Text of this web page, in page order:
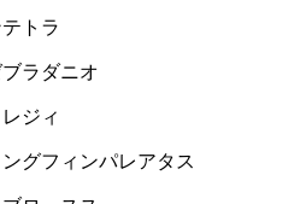
トラ
ラダニオ
ジィ
グフィンパレアタス